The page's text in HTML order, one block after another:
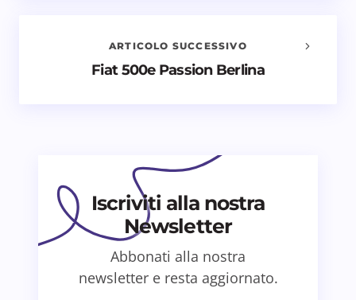
Il tuo commento *
Salva il mio nome e email in questo browser
ARTICOLO SUCCESSIVO
Fiat 500e Passion Berlina
Iscriviti alla nostra
Newsletter
Abbonati alla nostra
newsletter e resta aggiornato.